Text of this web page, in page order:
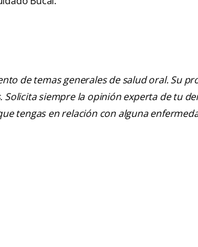
de temas generales de salud oral. Su
siempre la opinión experta de tu
tengas en relación con alguna